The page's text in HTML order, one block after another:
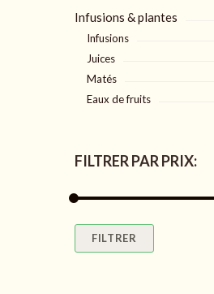
Infusions & plantes
Infusions
Juices
Matés
Eaux de fruits
FILTRER PAR PRIX:
FILTRER